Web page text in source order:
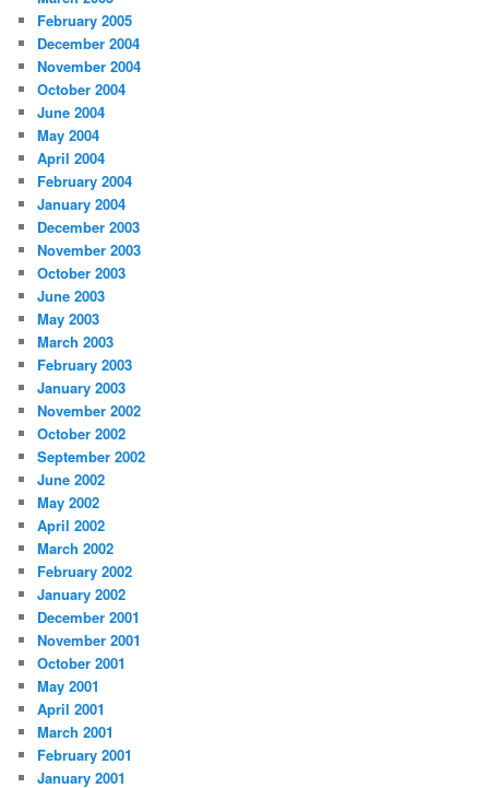
February 2005
December 2004
November 2004
October 2004
June 2004
May 2004
April 2004
February 2004
January 2004
December 2003
November 2003
October 2003
June 2003
May 2003
March 2003
February 2003
January 2003
November 2002
October 2002
September 2002
June 2002
May 2002
April 2002
March 2002
February 2002
January 2002
December 2001
November 2001
October 2001
May 2001
April 2001
March 2001
February 2001
January 2001